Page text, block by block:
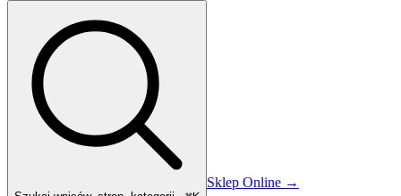
Sklep Online →